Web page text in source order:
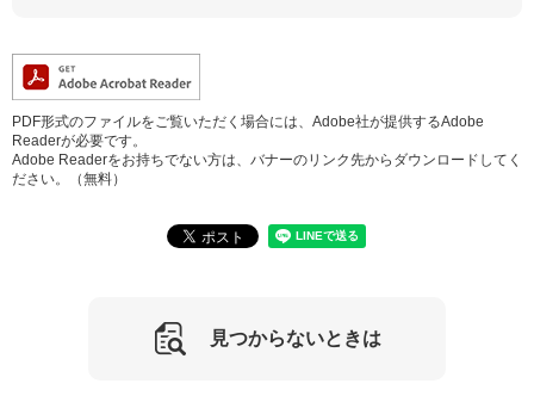
PDF形式のファイルをご覧いただく場合には、Adobe社が提供するAdobe
Readerが必要です。
Adobe Readerをお持ちでない方は、バナーのリンク先からダウンロードしてく
ださい。（無料）
見つからないときは